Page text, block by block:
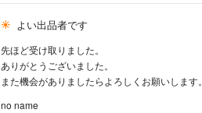
よい出品者です
先ほど受け取りました。
ありがとうございました。
また機会がありましたらよろしくお願いします。
no name